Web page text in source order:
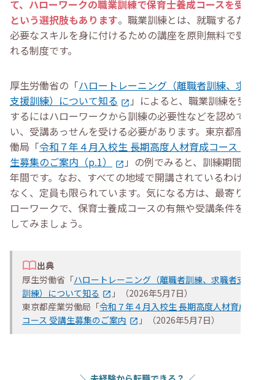
て、ハローワークの職業訓練で保育士養成コースを受ける
という選択肢もあります。職業訓練とは、就職するために
必要なスキルを身に付けるための講座を原則無料で受けら
れる制度です。
厚生労働省の「ハロートレーニング（離職者訓練、求職者
支援訓練）について知る
」によると、職業訓練を受講
するにはハローワークから訓練の必要性などを認めてもら
い、受講あっせんを受ける必要があります。東京都産業労
働局「令和７年４月入校生 長期高度人材育成コース 受講
生募集のご案内（p.1）
」の例でみると、訓練期間は2
年間です。なお、すべての地域で開講されているわけでは
なく、定員も限られています。気になる方は、最寄りのハ
ローワークで、保育士養成コースの有無や受講条件を確認
してみましょう。
出典
厚生労働省「ハロートレーニング（離職者訓練、求職者支援
訓練）について知る
」（2026年5月7日）
東京都産業労働局「令和７年４月入校生 長期高度人材育成
コース 受講生募集のご案内
」（2026年5月7日）